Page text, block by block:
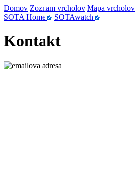
Domov Zoznam vrcholov Mapa vrcholov
SOTA Home
SOTAwatch
Kontakt